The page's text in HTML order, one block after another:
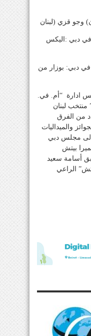
وجو قزي (لبنان
في دبي :اليكس
في دبي: بوزار من
ادارة “أم. في.
منتخب لبنان
من الفرق
والميداليات
الى مجلس دبي
بيتش
أسامة سعيد
الراعي